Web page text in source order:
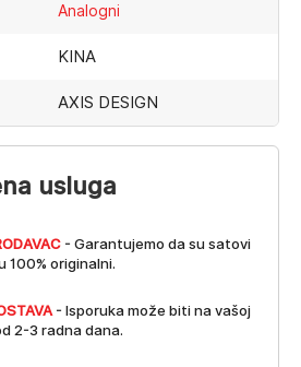
usluga
- Garantujemo da su satovi
100% originalni.
- Isporuka može biti na vašoj
2-3 radna dana.
Analogni
KINA
AXIS DESIGN